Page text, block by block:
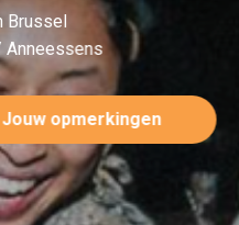
Brussel
Anneessens
Jouw opmerkingen